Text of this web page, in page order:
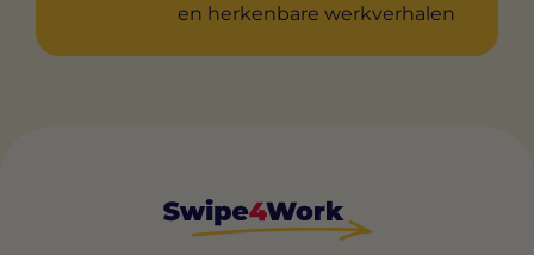
en herkenbare werkverhalen